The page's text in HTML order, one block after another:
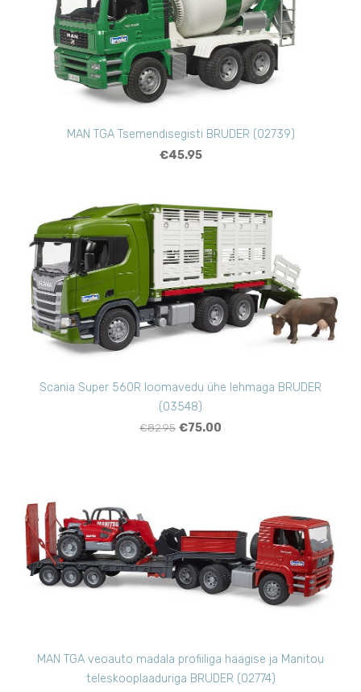
MAN TGA Tsemendisegisti BRUDER (02739)
€45.95
Scania Super 560R loomavedu ühe lehmaga BRUDER
(03548)
€82.95 €75.00
MAN TGA veoauto madala profiiliga haagise ja Manitou
teleskooplaaduriga BRUDER (02774)